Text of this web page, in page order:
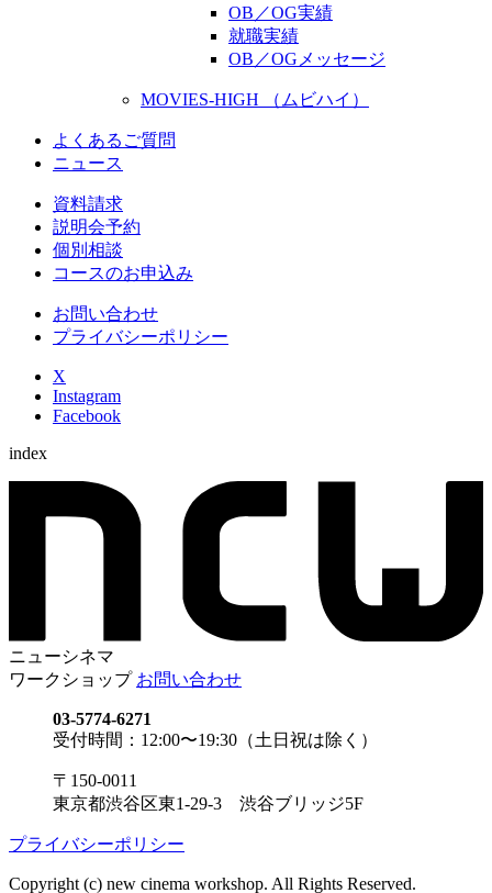
OB／OG実績
就職実績
OB／OGメッセージ
MOVIES-HIGH （ムビハイ）
よくあるご質問
ニュース
資料請求
説明会予約
個別相談
コースのお申込み
お問い合わせ
プライバシーポリシー
X
Instagram
Facebook
index
ニューシネマ
ワークショップ お問い合わせ
03-5774-6271
受付時間：12:00〜19:30（土日祝は除く）
〒150-0011
東京都渋谷区東1-29-3 渋谷ブリッジ5F
プライバシーポリシー
Copyright (c) new cinema workshop. All Rights Reserved.